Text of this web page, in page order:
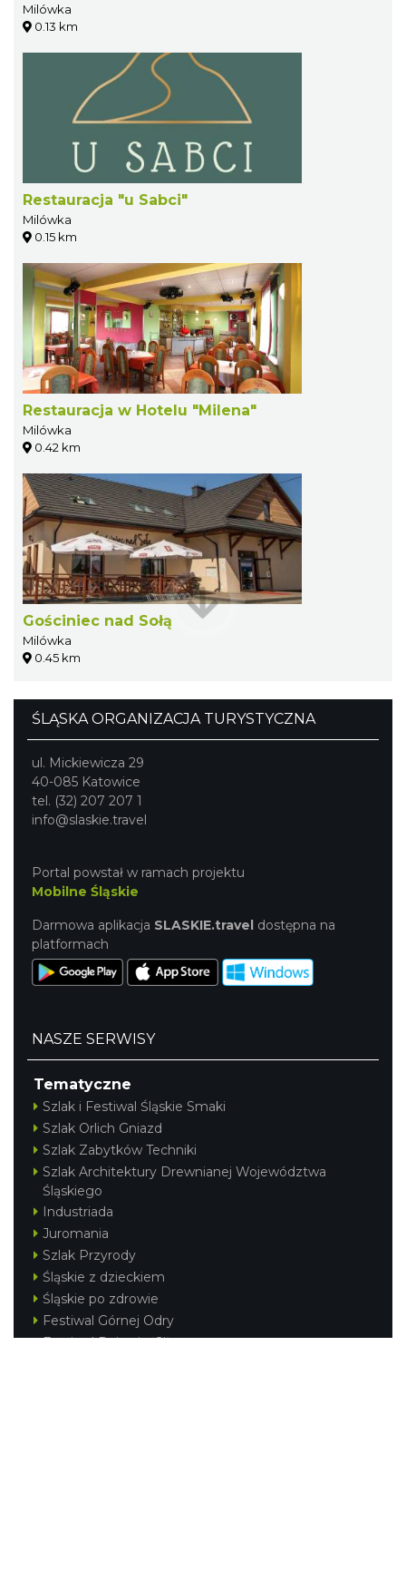
Milówka
0.13 km
Restauracja "u Sabci"
Milówka
0.15 km
Restauracja w Hotelu "Milena"
Milówka
0.42 km
Gościniec nad Sołą
Milówka
0.45 km
ŚLĄSKA ORGANIZACJA TURYSTYCZNA
ul. Mickiewicza 29
40-085 Katowice
tel. (32) 207 207 1
info@slaskie.travel
Portal powstał w ramach projektu
Mobilne Śląskie
Darmowa aplikacja SLASKIE.travel dostępna na
platformach
NASZE SERWISY
Tematyczne
Szlak i Festiwal Śląskie Smaki
Szlak Orlich Gniazd
Szlak Zabytków Techniki
Szlak Architektury Drewnianej Województwa
Śląskiego
Industriada
Juromania
Szlak Przyrody
Śląskie z dzieckiem
Śląskie po zdrowie
Festiwal Górnej Odry
Festiwal DziewięćSił